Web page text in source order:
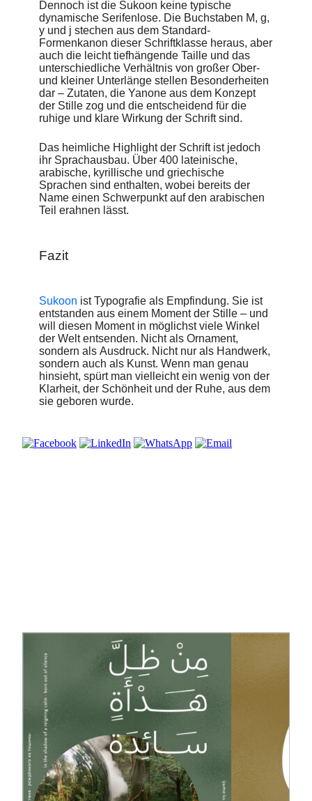
Dennoch ist die Sukoon keine typische
dynamische Serifenlose. Die Buchstaben M, g,
y und j stechen aus dem Standard-
Formenkanon dieser Schriftklasse heraus, aber
auch die leicht tiefhängende Taille und das
unterschiedliche Verhältnis von großer Ober-
und kleiner Unterlänge stellen Besonderheiten
dar – Zutaten, die Yanone aus dem Konzept
der Stille zog und die entscheidend für die
ruhige und klare Wirkung der Schrift sind.
Das heimliche Highlight der Schrift ist jedoch
ihr Sprachausbau. Über 400 lateinische,
arabische, kyrillische und griechische
Sprachen sind enthalten, wobei bereits der
Name einen Schwerpunkt auf den arabischen
Teil erahnen lässt.
Fazit
Sukoon ist Typografie als Empfindung. Sie ist
entstanden aus einem Moment der Stille – und
will diesen Moment in möglichst viele Winkel
der Welt entsenden. Nicht als Ornament,
sondern als Ausdruck. Nicht nur als Handwerk,
sondern auch als Kunst. Wenn man genau
hinsieht, spürt man vielleicht ein wenig von der
Klarheit, der Schönheit und der Ruhe, aus dem
sie geboren wurde.